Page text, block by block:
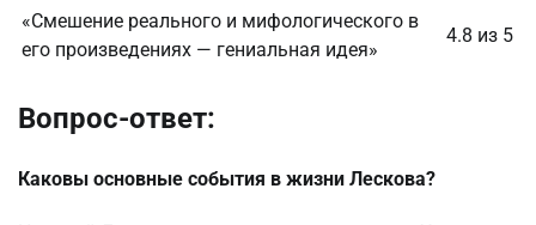
«Смешение реального и мифологического в
его произведениях — гениальная идея»
4.8 из 5
Вопрос-ответ:
Каковы основные события в жизни Лескова?